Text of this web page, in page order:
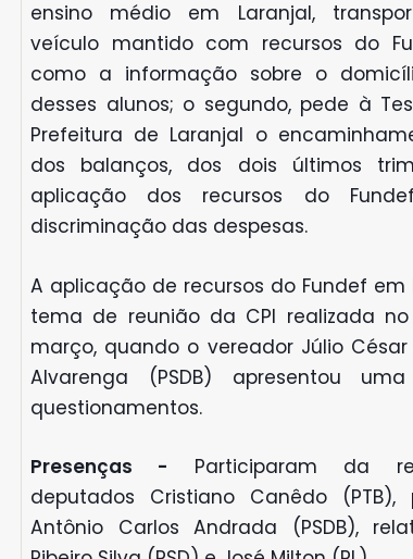
ensino médio em Laranjal,
veículo mantido com recursos do
como a informação sobre o
desses alunos; o segundo, pede à
Prefeitura de Laranjal o
dos balanços, dos dois últimos
aplicação dos recursos do
discriminação das despesas.
A aplicação de recursos do Fundef em
tema de reunião da CPI realizada
março, quando o vereador Júlio César
Alvarenga (PSDB) apresentou
questionamentos.
Presenças - Participaram da
deputados Cristiano Canêdo (PTB),
Antônio Carlos Andrada (PSDB),